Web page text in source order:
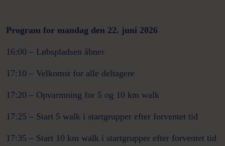
Program for mandag den 22. juni 2026
16:00 – Løbspladsen åbner
17:10 – Velkomst for alle deltagere
17:20 – Opvarmning for 5 og 10 km walk
17:25 – Start 5 walk i startgrupper efter forventet tid
17:35 – Start 10 km walk i startgrupper efter forventet tid